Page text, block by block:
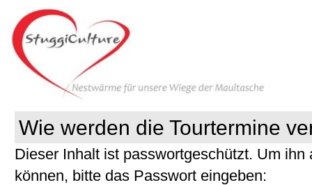
Wie werden die Tourtermine
Dieser Inhalt ist passwortgeschützt. Um ihn
können, bitte das Passwort eingeben: